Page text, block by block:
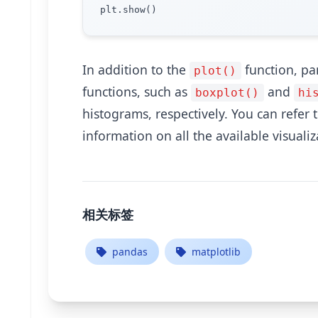
In addition to the plot()
function,
functions, such as
boxplot() and
histograms, respectively. You can
information on all the available
相关标签
pandas matplotlib